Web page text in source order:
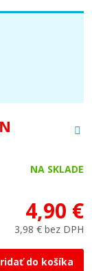
NA SKLADE
4,90 €
3,98 € bez DPH
do košíka